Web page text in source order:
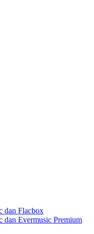
dan Flacbox
dan Evermusic Premium